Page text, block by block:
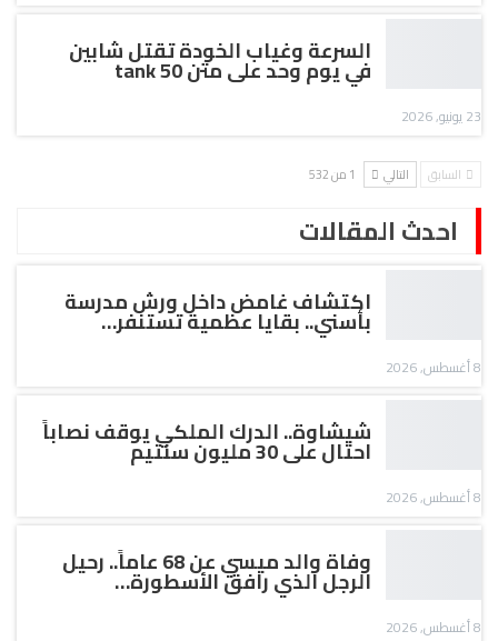
السرعة وغياب الخودة تقتل شابين
في يوم وحد على متن tank 50
23 يونيو, 2026
السابق التالي 1 من 532
احدث المقالات
اكتشاف غامض داخل ورش مدرسة
بأسني.. بقايا عظمية تستنفر…
8 أغسطس, 2026
شيشاوة.. الدرك الملكي يوقف نصاباً
احتال على 30 مليون سنتيم
8 أغسطس, 2026
وفاة والد ميسي عن 68 عاماً.. رحيل
الرجل الذي رافق الأسطورة…
8 أغسطس, 2026